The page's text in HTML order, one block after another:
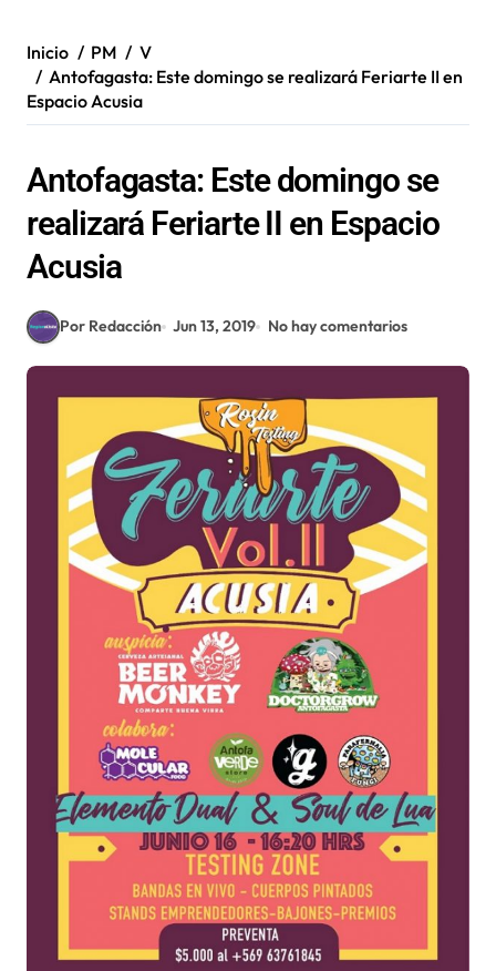
Inicio PM
V
Antofagasta: Este domingo se realizará Feriarte II en
Espacio Acusia
Antofagasta: Este domingo se
realizará Feriarte II en Espacio
Acusia
Por Redacción Jun 13, 2019 No hay comentarios